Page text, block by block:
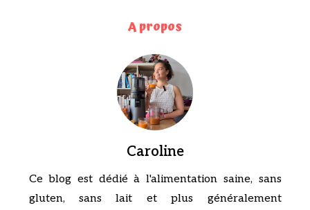
A propos
Caroline
Ce blog est dédié à l'alimentation saine, sans
gluten, sans lait et plus généralement